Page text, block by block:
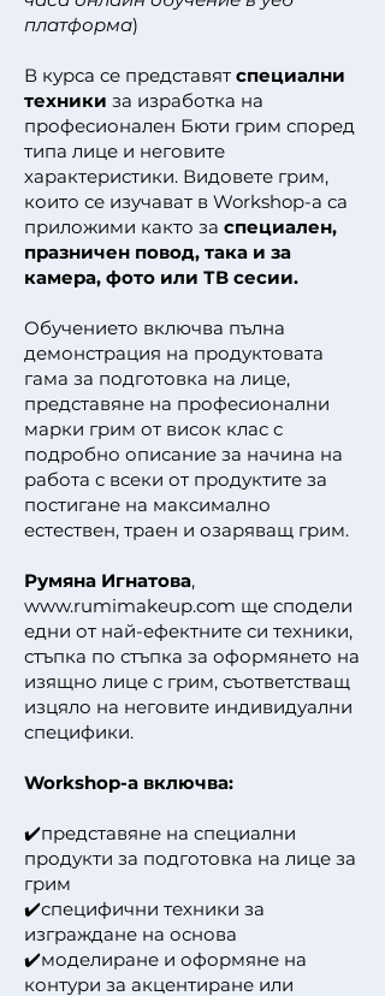
платформа)
В курса се представят специални
техники за изработка на
професионален Бюти грим според
типа лице и неговите
характеристики. Видовете грим,
които се изучават в Workshop-a са
приложими както за специален,
празничен повод, така и за
камера, фото или ТВ сесии.
Обучението включва пълна
демонстрация на продуктовата
гама за подготовка на лице,
представяне на професионални
марки грим от висок клас с
подробно описание за начина на
работа с всеки от продуктите за
постигане на максимално
естествен, траен и озаряващ грим.
Румяна Игнатова,
www.rumimakeup.com ще сподели
едни от най-ефектните си техники,
стъпка по стъпка за оформянето на
изящно лице с грим, съответстващ
изцяло на неговите индивидуални
специфики.
Workshop-a включва:
✔️представяне на специални
продукти за подготовка на лице за
грим
✔️специфични техники за
изграждане на основа
✔️моделиране и оформяне на
контури за акцентиране или